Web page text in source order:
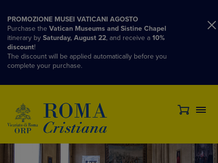
PROMOZIONE MUSEI VATICANI AGOSTO
Purchase the Vatican Museums and Sistine Chapel
itinerary by Saturday, August 22, and receive a 10%
discount!
The discount will be applied automatically before you
complete your purchase.